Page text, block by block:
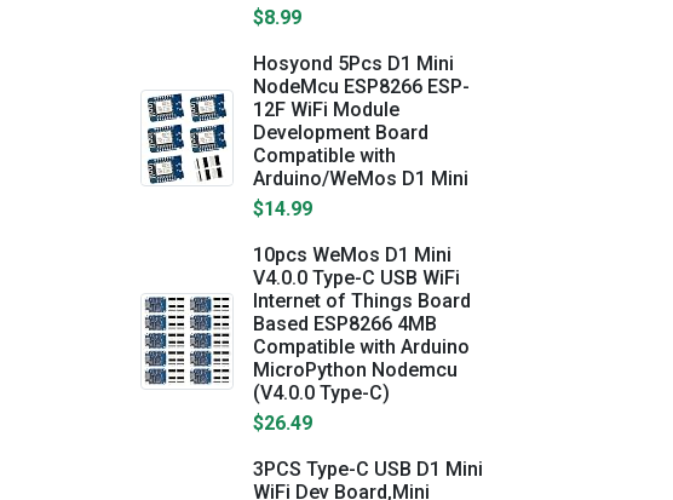
$8.99
Hosyond 5Pcs D1 Mini
NodeMcu ESP8266 ESP-
12F WiFi Module
Development Board
Compatible with
Arduino/WeMos D1 Mini
$14.99
10pcs WeMos D1 Mini
V4.0.0 Type-C USB WiFi
Internet of Things Board
Based ESP8266 4MB
Compatible with Arduino
MicroPython Nodemcu
(V4.0.0 Type-C)
$26.49
3PCS Type-C USB D1 Mini
WiFi Dev Board,Mini